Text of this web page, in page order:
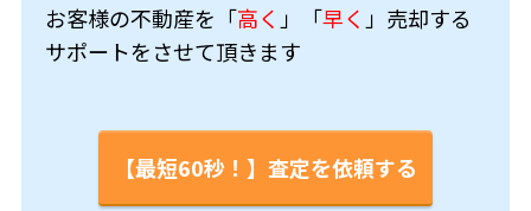
お客様の不動産を「高く 」「早く 」売却する
サポートをさせて頂きます
【最短60秒！】査定を依頼する